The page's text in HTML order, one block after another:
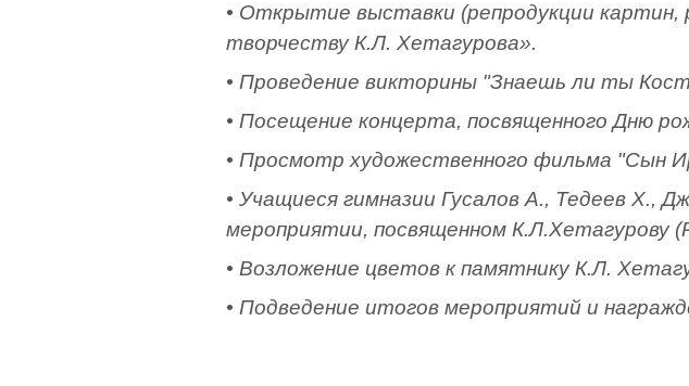
• Открытие выставки (репродукции картин,
творчеству К.Л. Хетагурова».
• Проведение викторины "Знаешь ли ты
• Посещение концерта, посвященного Дню
• Просмотр художественного фильма "Сын
• Учащиеся гимназии Гусалов А., Тедеев Х.,
мероприятии, посвященном К.Л.Хетагурову
• Возложение цветов к памятнику К.Л.
• Подведение итогов мероприятий и